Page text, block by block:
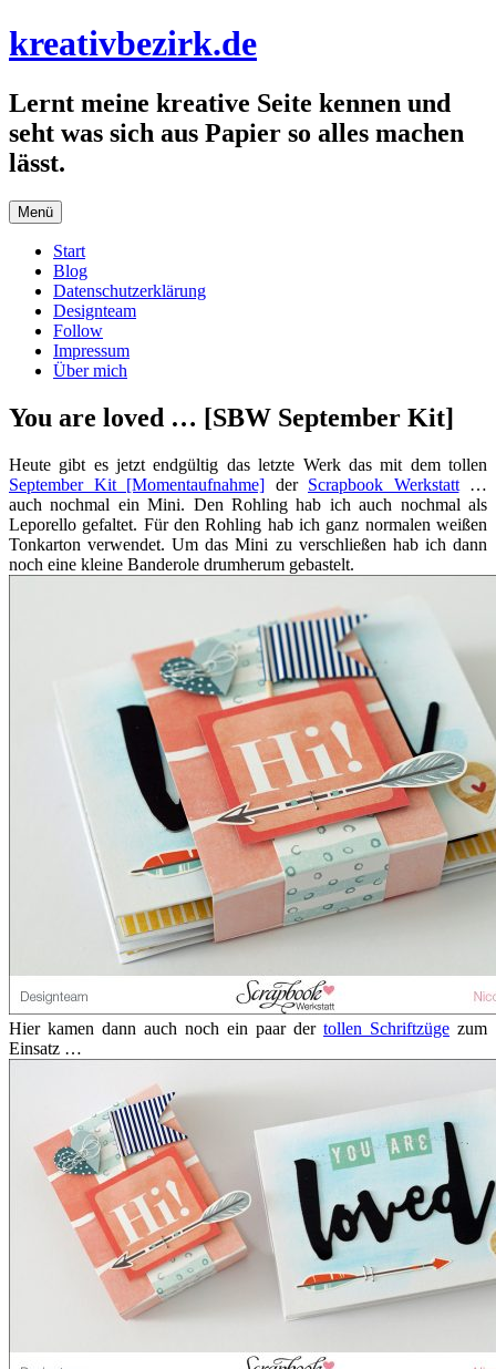
Zum
Inhalt
kreativbezirk.de
Lernt meine kreative Seite kennen und
seht was sich aus Papier so alles machen
lässt.
Menü
Start
Blog
Datenschutzerklärung
Designteam
Follow
Impressum
Über mich
You are loved … [SBW September Kit]
Heute gibt es jetzt endgültig das letzte Werk das mit dem tollen
September Kit [Momentaufnahme] der Scrapbook Werkstatt…
auch nochmal ein Mini. Den Rohling hab ich auch nochmal als
Leporello gefaltet. Für den Rohling hab ich ganz normalen weißen
Tonkarton verwendet. Um das Mini zu verschließen hab ich dann
noch eine kleine Banderole drumherum gebastelt.
Hier kamen dann auch noch ein paar der tollen Schriftzüge zum
Einsatz …